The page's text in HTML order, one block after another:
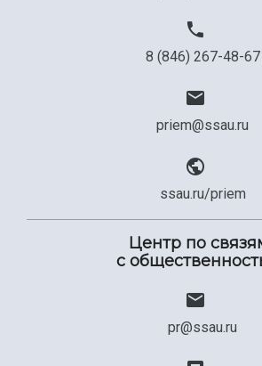
8 (846) 267-48-67
priem@ssau.ru
ssau.ru/priem
Центр по
с
pr@ssau.ru